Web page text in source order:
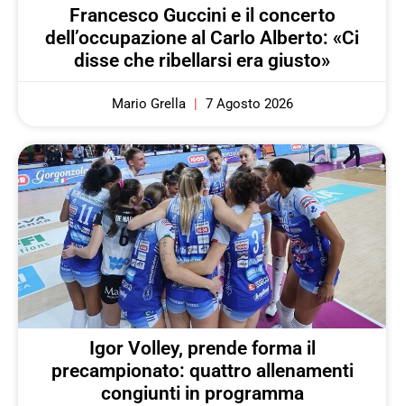
Francesco Guccini e il concerto
dell’occupazione al Carlo Alberto: «Ci
disse che ribellarsi era giusto»
Mario Grella 7 Agosto 2026
Igor Volley, prende forma il
precampionato: quattro allenamenti
congiunti in programma